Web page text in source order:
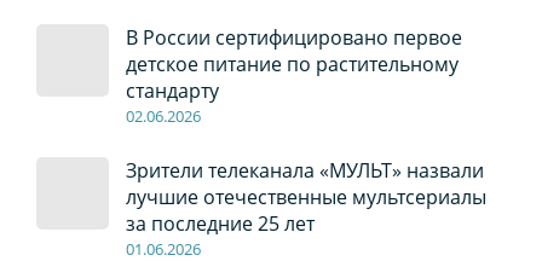
В России сертифицировано первое
детское питание по растительному
стандарту
02.06.2026
Зрители телеканала «МУЛЬТ» назвали
лучшие отечественные мультсериалы
за последние 25 лет
01.06.2026